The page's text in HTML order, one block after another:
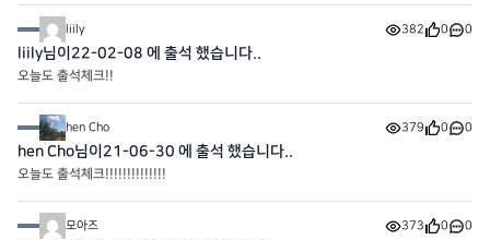
liily 382 0 0
liily님이22-02-08 에 출석 했습니다..
오늘도 출석체크!!
hen Cho 379 0 0
hen Cho님이21-06-30 에 출석 했습니다..
오늘도 출석체크!!!!!!!!!!!!!!
모아즈 373 0 0